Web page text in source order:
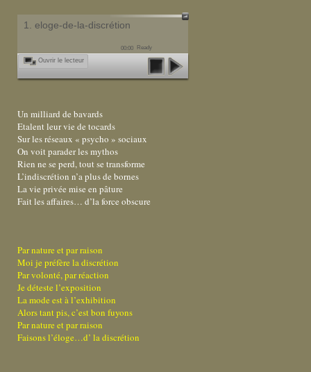
1. eloge-de-la-discrétion
00:00 Ready
Ouvrir le lecteur
Un milliard de bavards
Etalent leur vie de tocards
Sur les réseaux « psycho » sociaux
On voit parader les mythos
Rien ne se perd, tout se transforme
L’indiscrétion n’a plus de bornes
La vie privée mise en pâture
Fait les affaires… d’la force obscure
Par nature et par raison
Moi je préfère la discrétion
Par volonté, par réaction
Je déteste l’exposition
La mode est à l’exhibition
Alors tant pis, c’est bon fuyons
Par nature et par raison
Faisons l’éloge…d’ la discrétion